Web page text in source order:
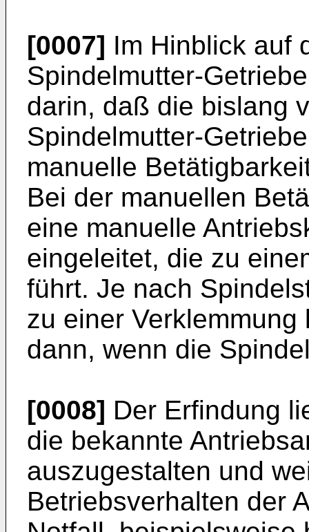
[0007] Im Hinblick auf
Spindelmutter-
darin, daß die bislang
Spindelmutter-
manuelle
Bei der manuellen
eine manuelle
eingeleitet, die zu
führt. Je nach
zu einer
dann, wenn die
[0008] Der Erfindung
die bekannte
auszugestalten und
Betriebsverhalten der